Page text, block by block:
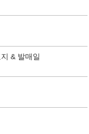
& 발매일